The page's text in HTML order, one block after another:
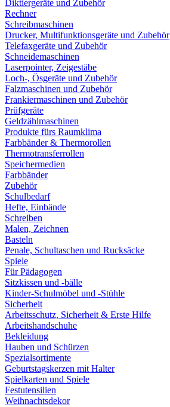
Diktiergeräte und Zubehör
Rechner
Schreibmaschinen
Drucker, Multifunktionsgeräte und Zubehör
Telefaxgeräte und Zubehör
Schneidemaschinen
Laserpointer, Zeigestäbe
Loch-, Ösgeräte und Zubehör
Falzmaschinen und Zubehör
Frankiermaschinen und Zubehör
Prüfgeräte
Geldzählmaschinen
Produkte fürs Raumklima
Farbbänder & Thermorollen
Thermotransferrollen
Speichermedien
Farbbänder
Zubehör
Schulbedarf
Hefte, Einbände
Schreiben
Malen, Zeichnen
Basteln
Penale, Schultaschen und Rucksäcke
Spiele
Für Pädagogen
Sitzkissen und -bälle
Kinder-Schulmöbel und -Stühle
Sicherheit
Arbeitsschutz, Sicherheit & Erste Hilfe
Arbeitshandschuhe
Bekleidung
Hauben und Schürzen
Spezialsortimente
Geburtstagskerzen mit Halter
Spielkarten und Spiele
Festutensilien
Weihnachtsdekor